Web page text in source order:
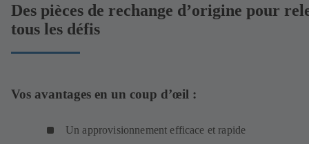
Des pièces de rechange d’origine pour
tous les défis
Vos avantages en un coup d’œil :
Un approvisionnement efficace et rapide